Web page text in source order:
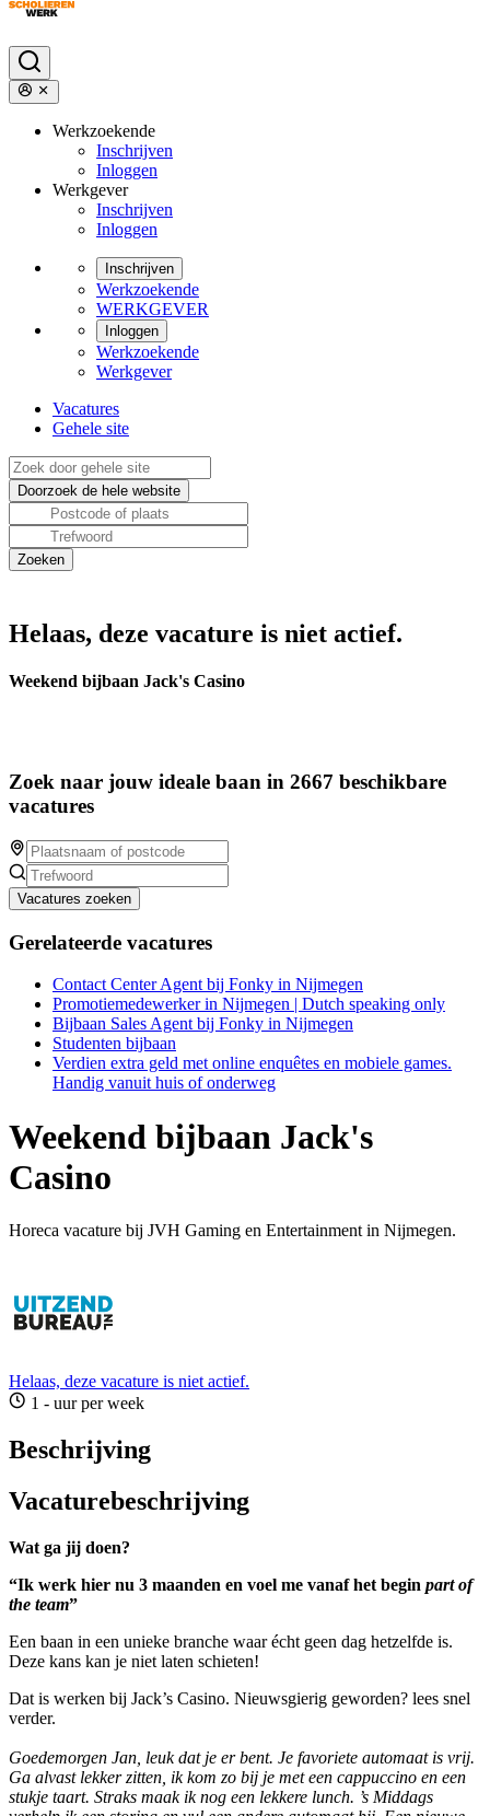
Werkzoekende
Inschrijven
Inloggen
Werkgever
Inschrijven
Inloggen
Inschrijven
Werkzoekende
WERKGEVER
Inloggen
Werkzoekende
Werkgever
Vacatures
Gehele site
Helaas, deze vacature is niet actief.
Weekend bijbaan Jack's Casino
Zoek naar jouw ideale baan in 2667 beschikbare
vacatures
Vacatures zoeken
Gerelateerde vacatures
Contact Center Agent bij Fonky in Nijmegen
Promotiemedewerker in Nijmegen | Dutch speaking only
Bijbaan Sales Agent bij Fonky in Nijmegen
Studenten bijbaan
Verdien extra geld met online enquêtes en mobiele games.
Handig vanuit huis of onderweg
Weekend bijbaan Jack's
Casino
Horeca vacature bij JVH Gaming en Entertainment in Nijmegen.
Helaas, deze vacature is niet actief.
1 - uur per week
Beschrijving
Vacaturebeschrijving
Wat ga jij doen?
“Ik werk hier nu 3 maanden en voel me vanaf het begin part of
the team”
Een baan in een unieke branche waar écht geen dag hetzelfde is.
Deze kans kan je niet laten schieten!
Dat is werken bij Jack’s Casino. Nieuwsgierig geworden? lees snel
verder.
Goedemorgen Jan, leuk dat je er bent. Je favoriete automaat is vrij.
Ga alvast lekker zitten, ik kom zo bij je met een cappuccino en een
stukje taart. Straks maak ik nog een lekkere lunch. ’s Middags